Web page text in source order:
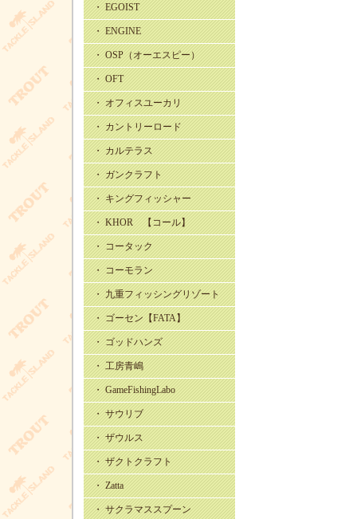
・ EGOIST
・ ENGINE
・ OSP（オーエスピー）
・ OFT
・ オフィスユーカリ
・ カントリーロード
・ カルテラス
・ ガンクラフト
・ キングフィッシャー
・ KHOR 【コール】
・ コータック
・ コーモラン
・ 九重フィッシングリゾート
・ ゴーセン【FATA】
・ ゴッドハンズ
・ 工房青嶋
・ GameFishingLabo
・ サウリブ
・ ザウルス
・ ザクトクラフト
・ Zatta
・ サクラマススプーン